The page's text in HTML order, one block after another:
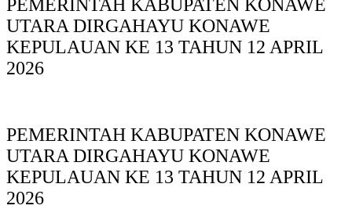
PEMERINTAH KABUPATEN KONAWE
UTARA DIRGAHAYU KONAWE
KEPULAUAN KE 13 TAHUN 12 APRIL
2026
PEMERINTAH KABUPATEN KONAWE
UTARA DIRGAHAYU KONAWE
KEPULAUAN KE 13 TAHUN 12 APRIL
2026